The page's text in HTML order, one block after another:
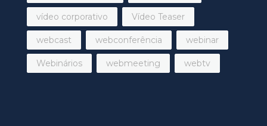
vídeo corporativo Vídeo Teaser
webcast webconferência webinar
Webinários webmeeting webtv